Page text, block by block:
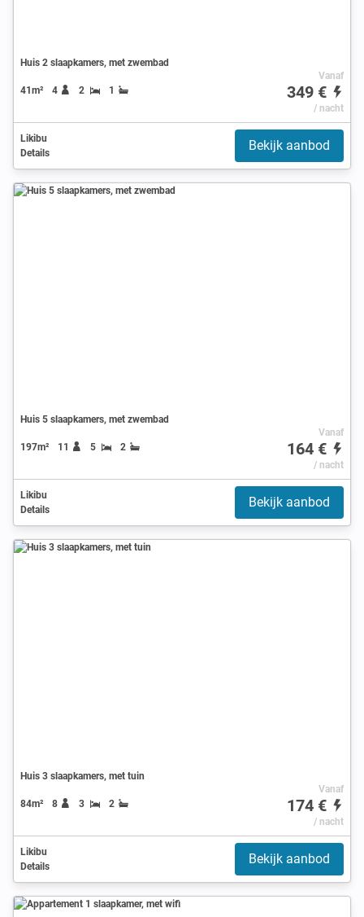
Huis 2 slaapkamers, met zwembad
41m² 4 2 1
Vanaf
349 €
/ nacht
Likibu
Details
Bekijk aanbod
Huis 5 slaapkamers, met zwembad
197m² 11 5 2
Vanaf
164 €
/ nacht
Likibu
Details
Bekijk aanbod
Huis 3 slaapkamers, met tuin
84m² 8 3 2
Vanaf
174 €
/ nacht
Likibu
Details
Bekijk aanbod